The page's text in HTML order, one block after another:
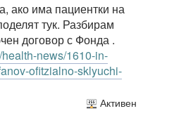
ако има пациентки на
тук. Разбирам
договор с Фонда .
news/1610-in-
ofitzialno-sklyuchi-
Активен